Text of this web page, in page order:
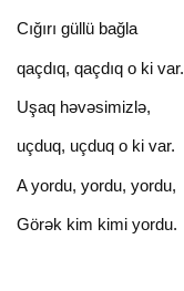
Cığırı güllü bağla
qaçdıq, qaçdıq о ki var.
Uşaq həvəsimizlə,
uçduq, uçduq о ki var.
A yordu, yordu, yordu,
Görək kim kimi yordu.